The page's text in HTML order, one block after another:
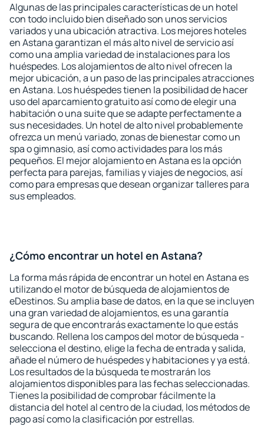
Algunas de las principales características de un hotel
con todo incluido bien diseñado son unos servicios
variados y una ubicación atractiva. Los mejores hoteles
en Astana garantizan el más alto nivel de servicio así
como una amplia variedad de instalaciones para los
huéspedes. Los alojamientos de alto nivel ofrecen la
mejor ubicación, a un paso de las principales atracciones
en Astana. Los huéspedes tienen la posibilidad de hacer
uso del aparcamiento gratuito así como de elegir una
habitación o una suite que se adapte perfectamente a
sus necesidades. Un hotel de alto nivel probablemente
ofrezca un menú variado, zonas de bienestar como un
spa o gimnasio, así como actividades para los más
pequeños. El mejor alojamiento en Astana es la opción
perfecta para parejas, familias y viajes de negocios, así
como para empresas que desean organizar talleres para
sus empleados.
¿Cómo encontrar un hotel en Astana?
La forma más rápida de encontrar un hotel en Astana es
utilizando el motor de búsqueda de alojamientos de
eDestinos. Su amplia base de datos, en la que se incluyen
una gran variedad de alojamientos, es una garantía
segura de que encontrarás exactamente lo que estás
buscando. Rellena los campos del motor de búsqueda -
selecciona el destino, elige la fecha de entrada y salida,
añade el número de huéspedes y habitaciones y ya está.
Los resultados de la búsqueda te mostrarán los
alojamientos disponibles para las fechas seleccionadas.
Tienes la posibilidad de comprobar fácilmente la
distancia del hotel al centro de la ciudad, los métodos de
pago así como la clasificación por estrellas.